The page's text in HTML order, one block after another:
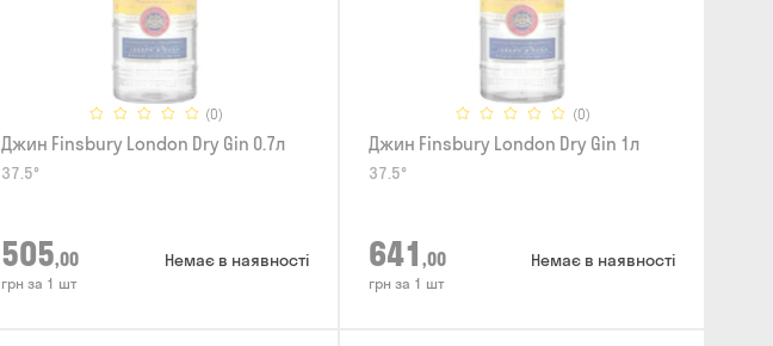
(0)
Джин Finsbury London Dry Gin 0.7л
37.5°
505,00
грн за 1 шт
Немає в наявності
(0)
Джин Finsbury London Dry Gin 1л
37.5°
641 ,00
грн за 1 шт
Немає в наявності